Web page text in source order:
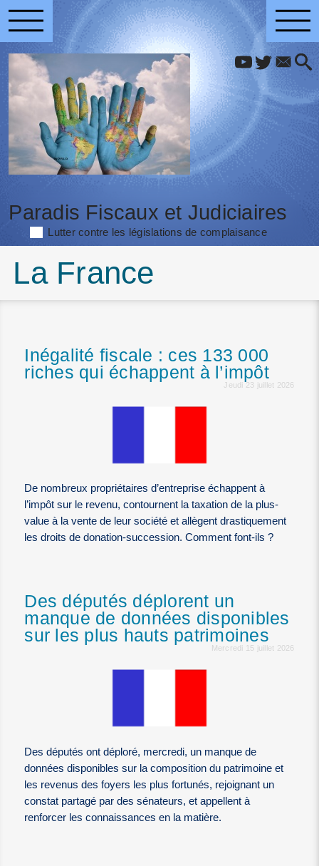
Paradis Fiscaux et Judiciaires
Lutter contre les législations de complaisance
La France
Inégalité fiscale : ces 133 000
riches qui échappent à l’impôt
Jeudi 23 juillet 2026
De nombreux propriétaires d’entreprise échappent à
l’impôt sur le revenu, contournent la taxation de la plus-
value à la vente de leur société et allègent drastiquement
les droits de donation-succession. Comment font-ils ?
Des députés déplorent un
manque de données disponibles
sur les plus hauts patrimoines
Mercredi 15 juillet 2026
Des députés ont déploré, mercredi, un manque de
données disponibles sur la composition du patrimoine et
les revenus des foyers les plus fortunés, rejoignant un
constat partagé par des sénateurs, et appellent à
renforcer les connaissances en la matière.